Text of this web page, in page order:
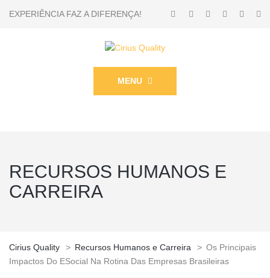
EXPERIÊNCIA FAZ A DIFERENÇA!
MENU
RECURSOS HUMANOS E
CARREIRA
Cirius Quality > Recursos Humanos e Carreira > Os Principais
Impactos Do ESocial Na Rotina Das Empresas Brasileiras